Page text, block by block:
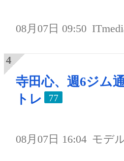
08月07日 09:50
寺田心、週6ジム
トレ
77
08月07日 16:04 モデ